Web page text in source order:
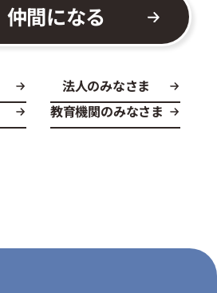
仲間になる
法人のみなさま
教育機関のみなさま